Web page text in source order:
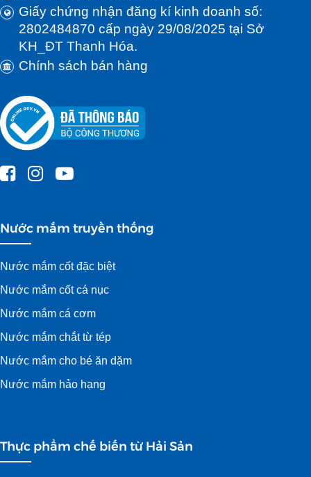
Giấy chứng nhận đăng kí kinh doanh số:
2802484870 cấp ngày 29/08/2025 tại Sở
KH_ĐT Thanh Hóa.
Chính sách bán hàng
Nước mắm truyền thống
Nước mắm cốt đặc biệt
Nước mắm cốt cá nục
Nước mắm cá cơm
Nước mắm chắt từ tép
Nước mắm cho bé ăn dặm
Nước mắm hảo hạng
Thực phẩm chế biến từ Hải Sản